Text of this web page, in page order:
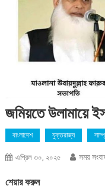
জমিয়তে উলামায়ে
বাংলাদেশ যুক্তরাজ্য
এপ্রিল ৩০, ২০২৫ সময়
শেয়ার করুন